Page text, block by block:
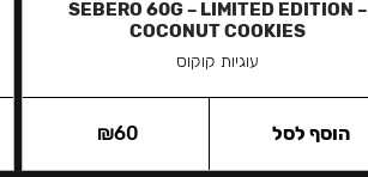
SEBERO 60G – LIMITED EDITION –
COCONUT COOKIES
עוגיות קוקוס
₪60 הוסף לסל